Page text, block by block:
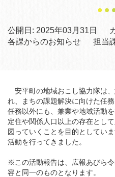
公開日: 2025年03月31日
各課からのお知らせ
担当
安平町の地域おこし協力隊は
れ、まちの課題解決に向けた任
任務以外にも、兼業や地域活動
定住や関係人口以上の存在とし
図っていくことを目的としてい
活動を行ってきました。
※この活動報告は、広報あびら
容と同一のものとなります。